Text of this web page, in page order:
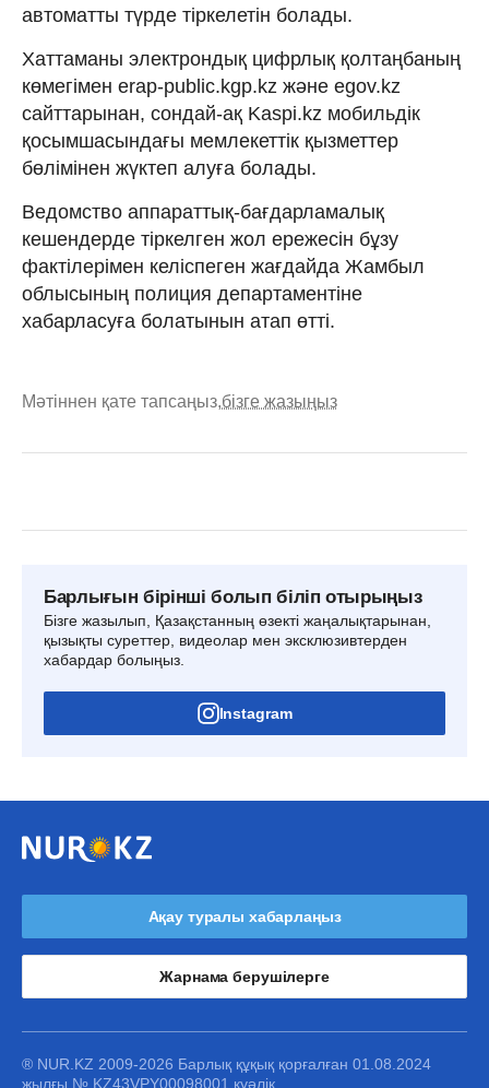
автоматты түрде тіркелетін болады.
Хаттаманы электрондық цифрлық қолтаңбаның
көмегімен erap-public.kgp.kz және egov.kz
сайттарынан, сондай-ақ Kaspi.kz мобильдік
қосымшасындағы мемлекеттік қызметтер
бөлімінен жүктеп алуға болады.
Ведомство аппараттық-бағдарламалық
кешендерде тіркелген жол ережесін бұзу
фактілерімен келіспеген жағдайда Жамбыл
облысының полиция департаментіне
хабарласуға болатынын атап өтті.
Мәтіннен қате тапсаңыз,бізге жазыңыз
Барлығын бірінші болып біліп отырыңыз
Бізге жазылып, Қазақстанның өзекті жаңалықтарынан,
қызықты суреттер, видеолар мен эксклюзивтерден
хабардар болыңыз.
Instagram
Ақау туралы хабарлаңыз
Жарнама берушілерге
® NUR.KZ 2009-2026 Барлық құқық қорғалған 01.08.2024
жылғы № KZ43VPY00098001 куәлік.